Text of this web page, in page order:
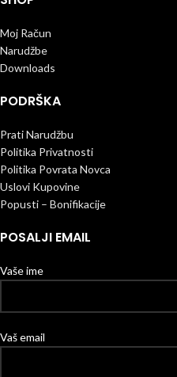
Moj Račun
Narudžbe
Downloads
PODRŠKA
Prati Narudžbu
Politika Privatnosti
Politika Povrata Novca
Uslovi Kupovine
Popusti – Bonifikacije
POSALJI EMAIL
Vaše ime
Vaš email